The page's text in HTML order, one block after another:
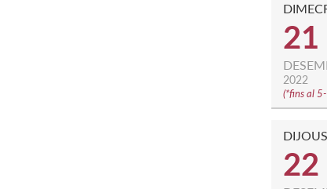
21
2022
(*fins al
DIJOUS
22